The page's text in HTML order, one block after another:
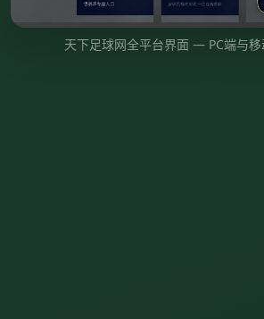
天下足球网全平台界面 — PC端与